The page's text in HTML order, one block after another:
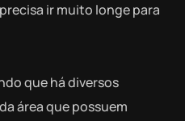
ir muito longe para
que há diversos
área que possuem